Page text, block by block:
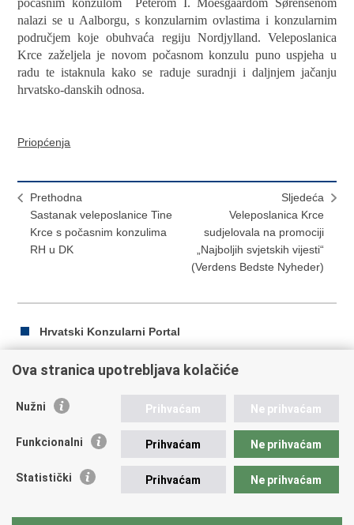
počasnim konzulom Peterom I. Moesgaardom Sørensenom
nalazi se u Aalborgu, s konzularnim ovlastima i konzularnim
područjem koje obuhvaća regiju Nordjylland. Veleposlanica
Krce zaželjela je novom počasnom konzulu puno uspjeha u
radu te istaknula kako se raduje suradnji i daljnjem jačanju
hrvatsko-danskih odnosa.
Priopćenja
Prethodna
Sastanak veleposlanice Tine
Krce s počasnim konzulima
RH u DK
Sljedeća
Veleposlanica Krce
sudjelovala na promociji
„Najboljih svjetskih vijesti“
(Verdens Bedste Nyheder)
Hrvatski Konzularni Portal
Ispiši
Podijeli
Facebooku
Twitteru
Republika Hrvatska
Trg N.Š. Zrinskog 7-8, 10000 Zagreb
fax: +385 (0)1 4551 795, +385 (0)1 4920 149
Ova stranica upotrebljava kolačiće
Nužni Prihvaćam Ne prihvaćam
Funkcionalni Prihvaćam Ne prihvaćam
Statistički Prihvaćam Ne prihvaćam